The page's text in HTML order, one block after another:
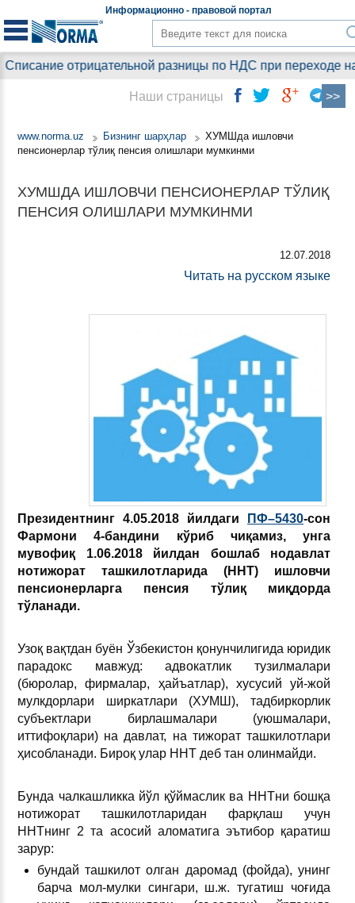
Информационно - правовойпортал
отрицательной разницы по НДС при переходе на
www.norma.uz Бизнинг шарҳлар
ХУМШда ишловчи
пенсионерлар тўлиқ пенсия олишлари мумкинми
ХУМШДА ИШЛОВЧИ ПЕНСИОНЕРЛАР ТЎЛИҚ
ПЕНСИЯ ОЛИШЛАРИ МУМКИНМИ
12.07.2018
Читать на русском языке
Президентнинг 4.05.2018 йилдаги ПФ–5430-сон
Фармони 4-бандини кўриб чиқамиз, унга
мувофиқ 1.06.2018 йилдан бошлаб нодавлат
нотижорат ташкилотларида (ННТ) ишловчи
пенсионерларга пенсия тўлиқ миқдорда
тўланади.
Узоқ вақтдан буён Ўзбекистон қонунчилигида юридик
парадокс мавжуд: адвокатлик тузилмалари
(бюролар, фирмалар, ҳайъатлар), хусусий уй-жой
мулкдорлари ширкатлари (ХУМШ), тадбиркорлик
субъектлари бирлашмалари (уюшмалари,
иттифоқлари) на давлат, на тижорат ташкилотлари
ҳисобланади. Бироқ улар ННТ деб тан олинмайди.
Бунда чалкашликка йўл қўймаслик ва ННТни бошқа
нотижорат ташкилотларидан фарқлаш учун
ННТнинг 2 та асосий аломатига эътибор қаратиш
зарур:
бундай ташкилот олган даромад (фойда), унинг
барча мол-мулки сингари, ш.ж. тугатиш чоғида
Наши страницы